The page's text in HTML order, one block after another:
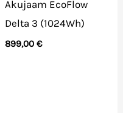
Akujaam EcoFlow
Delta 3 (1024Wh)
899,00€